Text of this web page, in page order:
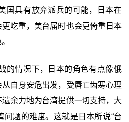
国具有放弃派兵的可能，日本在
吃重，美台届时也会更倚重日本
的情况下，日本的角色有点像俄
自身安危出发，受唇亡齿寒心理
余力地为台湾提供一切支持，大
问题的难度。这就是日本所说“台